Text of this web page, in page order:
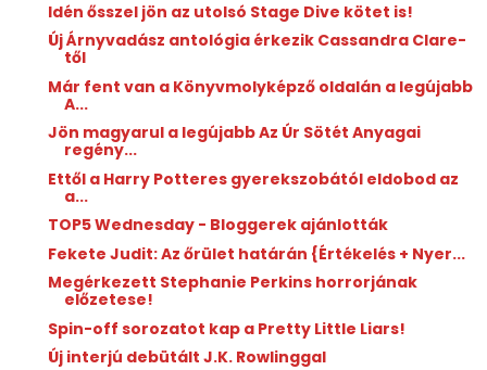
Idén ősszel jön az utolsó Stage Dive kötet is!
Új Árnyvadász antológia érkezik Cassandra Clare-
től
Már fent van a Könyvmolyképző oldalán a legújabb
A...
Jön magyarul a legújabb Az Úr Sötét Anyagai
regény...
Ettől a Harry Potteres gyerekszobától eldobod az
a...
TOP5 Wednesday - Bloggerek ajánlották
Fekete Judit: Az ​őrület határán {Értékelés + Nyer...
Megérkezett Stephanie Perkins horrorjának
előzetese!
Spin-off sorozatot kap a Pretty Little Liars!
Új interjú debütált J.K. Rowlinggal